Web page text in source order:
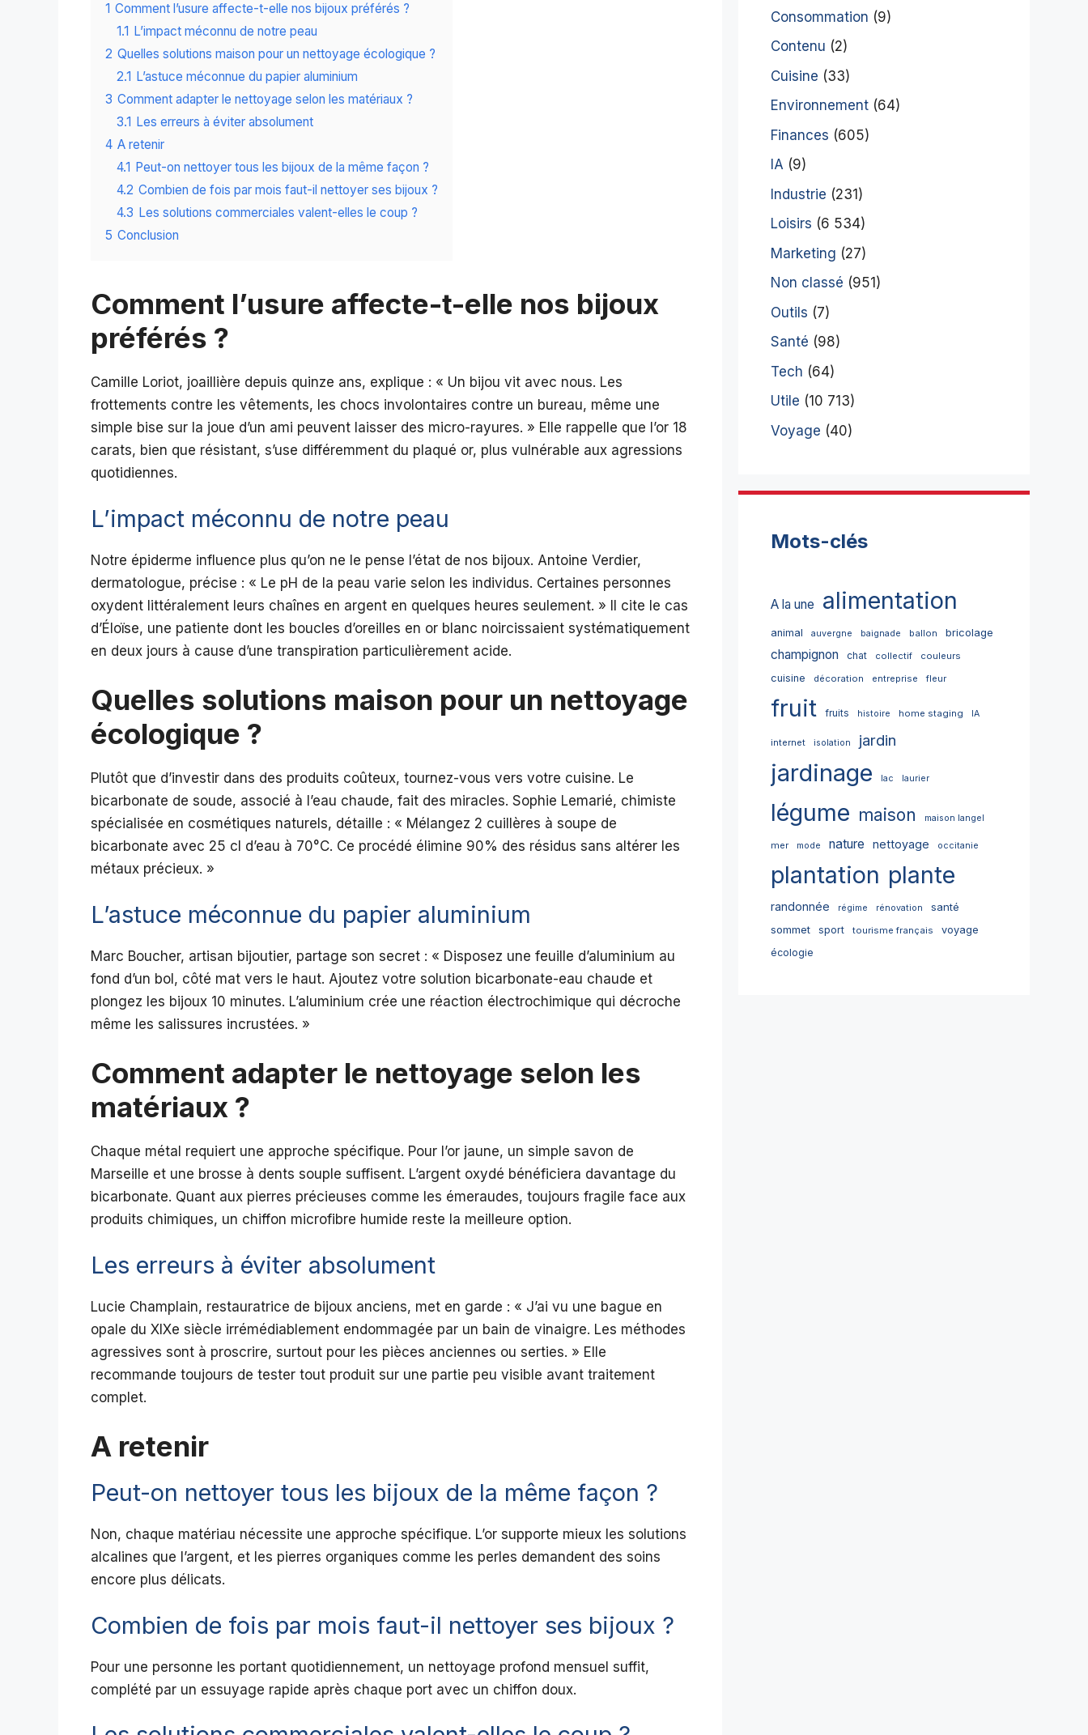
1 Comment l’usure affecte-t-elle nos bijoux préférés ?
1.1 L’impact méconnu de notre peau
2 Quelles solutions maison pour un nettoyage écologique ?
2.1 L’astuce méconnue du papier aluminium
3 Comment adapter le nettoyage selon les matériaux ?
3.1 Les erreurs à éviter absolument
4 A retenir
4.1 Peut-on nettoyer tous les bijoux de la même façon ?
4.2 Combien de fois par mois faut-il nettoyer ses bijoux ?
4.3 Les solutions commerciales valent-elles le coup ?
5 Conclusion
Comment l’usure affecte-t-elle nos bijoux
préférés ?
Camille Loriot, joaillière depuis quinze ans, explique : « Un bijou vit avec nous. Les
frottements contre les vêtements, les chocs involontaires contre un bureau, même une
simple bise sur la joue d’un ami peuvent laisser des micro-rayures. » Elle rappelle que l’or 18
carats, bien que résistant, s’use différemment du plaqué or, plus vulnérable aux agressions
quotidiennes.
L’impact méconnu de notre peau
Notre épiderme influence plus qu’on ne le pense l’état de nos bijoux. Antoine Verdier,
dermatologue, précise : « Le pH de la peau varie selon les individus. Certaines personnes
oxydent littéralement leurs chaînes en argent en quelques heures seulement. » Il cite le cas
d’Éloïse, une patiente dont les boucles d’oreilles en or blanc noircissaient systématiquement
en deux jours à cause d’une transpiration particulièrement acide.
Quelles solutions maison pour un nettoyage
écologique ?
Plutôt que d’investir dans des produits coûteux, tournez-vous vers votre cuisine. Le
bicarbonate de soude, associé à l’eau chaude, fait des miracles. Sophie Lemarié, chimiste
spécialisée en cosmétiques naturels, détaille : « Mélangez 2 cuillères à soupe de
bicarbonate avec 25 cl d’eau à 70°C. Ce procédé élimine 90% des résidus sans altérer les
métaux précieux. »
L’astuce méconnue du papier aluminium
Marc Boucher, artisan bijoutier, partage son secret : « Disposez une feuille d’aluminium au
fond d’un bol, côté mat vers le haut. Ajoutez votre solution bicarbonate-eau chaude et
plongez les bijoux 10 minutes. L’aluminium crée une réaction électrochimique qui décroche
même les salissures incrustées. »
Comment adapter le nettoyage selon les
matériaux ?
Chaque métal requiert une approche spécifique. Pour l’or jaune, un simple savon de
Marseille et une brosse à dents souple suffisent. L’argent oxydé bénéficiera davantage du
bicarbonate. Quant aux pierres précieuses comme les émeraudes, toujours fragile face aux
produits chimiques, un chiffon microfibre humide reste la meilleure option.
Les erreurs à éviter absolument
Lucie Champlain, restauratrice de bijoux anciens, met en garde : « J’ai vu une bague en
opale du XIXe siècle irrémédiablement endommagée par un bain de vinaigre. Les méthodes
agressives sont à proscrire, surtout pour les pièces anciennes ou serties. » Elle
recommande toujours de tester tout produit sur une partie peu visible avant traitement
complet.
A retenir
Peut-on nettoyer tous les bijoux de la même façon ?
Non, chaque matériau nécessite une approche spécifique. L’or supporte mieux les solutions
alcalines que l’argent, et les pierres organiques comme les perles demandent des soins
encore plus délicats.
Combien de fois par mois faut-il nettoyer ses bijoux ?
Pour une personne les portant quotidiennement, un nettoyage profond mensuel suffit,
complété par un essuyage rapide après chaque port avec un chiffon doux.
Consommation (9)
Contenu (2)
Cuisine (33)
Environnement (64)
Finances (605)
IA (9)
Industrie (231)
Loisirs (6 534)
Marketing (27)
Non classé (951)
Outils (7)
Santé (98)
Tech (64)
Utile (10 713)
Voyage (40)
Mots-clés
A la une alimentation
animal auvergne baignade ballon bricolage
champignon chat collectif couleurs
cuisine décoration entreprise fleur
fruit fruits histoire home staging IA
internet isolation jardin
jardinage lac laurier
légume maison maison langel
mer mode nature nettoyage occitanie
plantation plante
randonnée régime rénovation
santé
sommet
sport tourisme français
voyage
écologie